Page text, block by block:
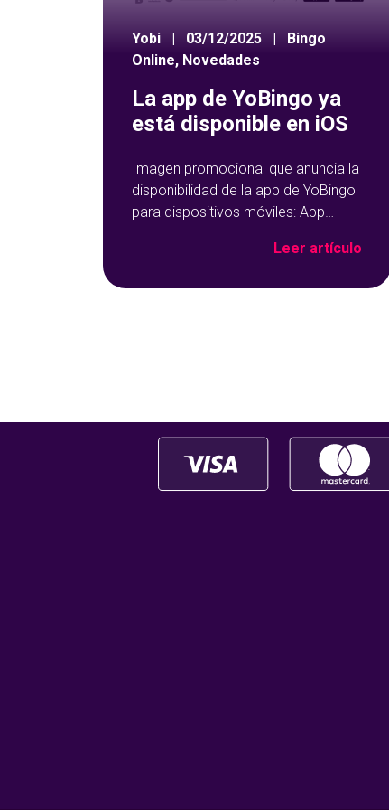
Yobi 03/12/2025
Bingo
Online, Novedades
La app de YoBingo ya
está disponible en iOS
Imagen promocional que anuncia la
disponibilidad de la app de YoBingo
para dispositivos móviles: App
azul con detalles geométricos.
Leer artículo